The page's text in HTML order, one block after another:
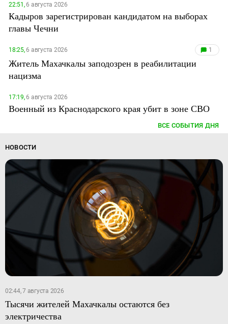
22:51,6 августа 2026
Кадыров зарегистрирован кандидатом на выборах
главы Чечни
18:25,6 августа 2026 1
Житель Махачкалы заподозрен в реабилитации
нацизма
17:19,6 августа 2026
Военный из Краснодарского края убит в зоне СВО
ВСЕ СОБЫТИЯ ДНЯ
НОВОСТИ
02:44, 7 августа 2026
Тысячи жителей Махачкалы остаются без
электричества